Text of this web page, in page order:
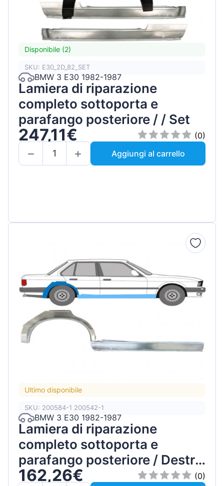
Disponibile (2)
SKU: E30_2D_82_SET
BMW 3 E30 1982-1987
Lamiera di riparazione
completo sottoporta e
parafango posteriore / / Set
247,11€
(0)
Aggiungi al carrello
Ultimo disponibile
SKU: 200584-1 200542-1
BMW 3 E30 1982-1987
Lamiera di riparazione
completo sottoporta e
parafango posteriore / Destra
/ Set
162,26€
(0)